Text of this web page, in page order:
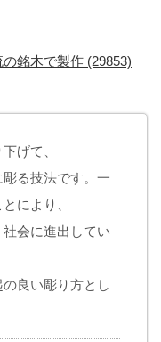
げて、
る技法です。一
により、
会に進出してい
良い彫り方とし